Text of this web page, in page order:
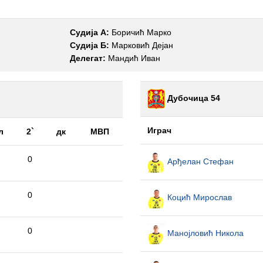
Судија А: Боричић Марко
Судија Б: Марковић Дејан
Делегат: Мандић Иван
2` дк МВП
0
0
0
Дубочица 54
Играч
Арђелан Стефан
Коцић Мирослав
Манојловић Никола